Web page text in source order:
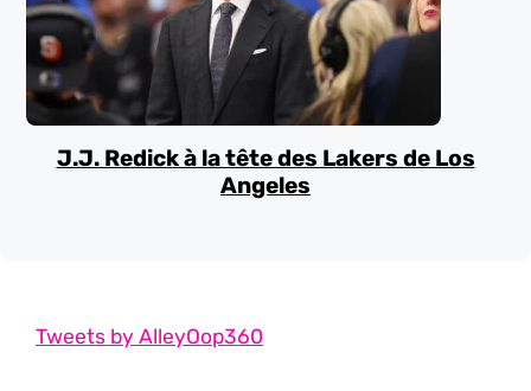
J.J. Redick à la tête des Lakers de Los
Angeles
Tweets by AlleyOop360